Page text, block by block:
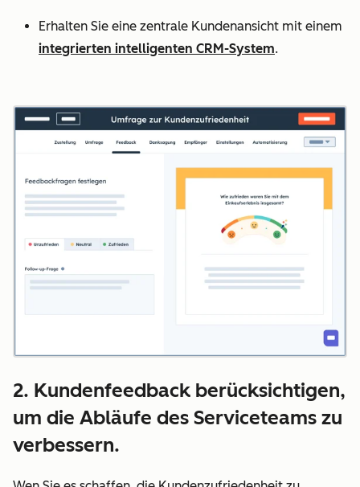
Erhalten Sie eine zentrale Kundenansicht mit einem
integrierten intelligenten CRM-System.
2. Kundenfeedback berücksichtigen,
um die Abläufe des Serviceteams zu
verbessern.